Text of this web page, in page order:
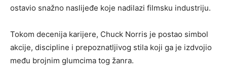
ostavio snažno naslijeđe koje nadilazi filmsku industriju.
Tokom decenija karijere, Chuck Norris je postao simbol
akcije, discipline i prepoznatljivog stila koji ga je izdvojio
među brojnim glumcima tog žanra.